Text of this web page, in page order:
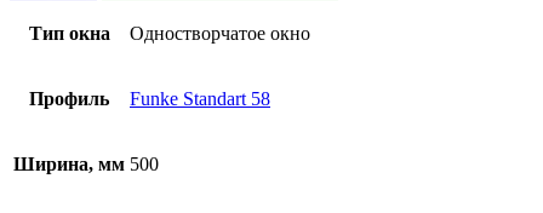
Тип окна Одностворчатое окно
Профиль Funke Standart 58
Ширина, мм 500